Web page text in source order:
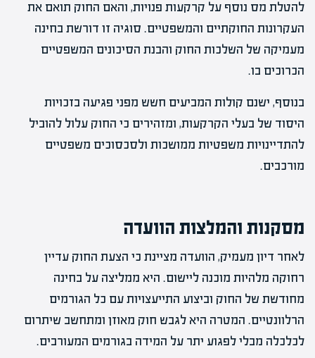
להטלת מס נוסף על קרקעות פנויות, והאם החוק תואם את
העקרונות החוקתיים והמשפטיים. סוגיה זו דורשת בחינה
מעמיקה של השלכות החוק והבנת הסיכונים המשפטיים
הכרוכים בו.
בנוסף, ישנם קולות המביעים חשש מפני פגיעה בזכויות
היסוד של בעלי הקרקעות, ומזהירים כי החוק עלול להוביל
להתדיינויות משפטיות ממושכות ולסכסוכים משפטיים
מורכבים.
מסקנות והמלצות הוועדה
לאחר דיון מעמיק, הוועדה מציינת כי הצעת החוק עדיין
רחוקה מלהיות מוכנה ליישום. היא ממליצה על בחינה
מחודשת של החוק וביצוע התייעצויות עם כל הגורמים
הרלוונטיים. המטרה היא לגבש חוק מאוזן ומתחשב שיתרום
לכלכלה מבלי לפגוע יתר על המידה בגורמים המעורבים.